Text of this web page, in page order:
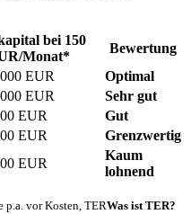
bei 150
Monat*
Bewertung
EUR
Optimal
EUR
Sehr gut
EUR
Gut
EUR
Grenzwertig
EUR
Kaum
lohnend
p.a. vor Kosten, TERWas ist TER?